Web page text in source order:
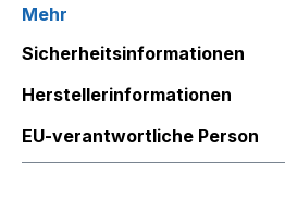
Mehr
Sicherheitsinformationen
Herstellerinformationen
EU-verantwortliche Person